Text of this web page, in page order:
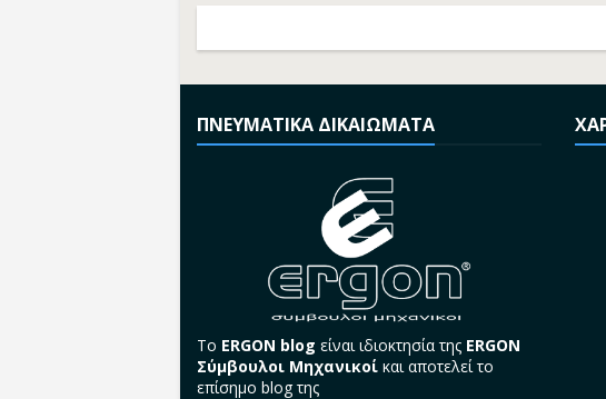
ΠΝΕΥΜΑΤΙΚΑ ΔΙΚΑΙΩΜΑΤΑ
Το ERGON blog είναι ιδιοκτησία της ERGON
Σύμβουλοι Μηχανικοί και αποτελεί το
επίσημο blog της